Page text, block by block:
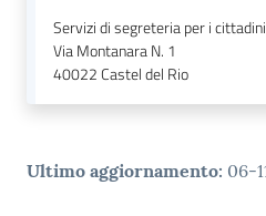
Servizi di segreteria per i cittadini
Via Montanara N. 1
40022Castel del Rio
Ultimo aggiornamento: 06-